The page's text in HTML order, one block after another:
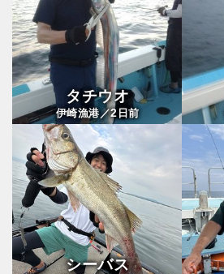
タチウオ
伊崎漁港／2 日前
シーバス